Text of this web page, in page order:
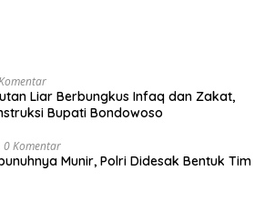
Liar Berbungkus Infaq dan Zakat,
Bupati Bondowoso
0 Komentar
Munir, Polri Didesak Bentuk Tim